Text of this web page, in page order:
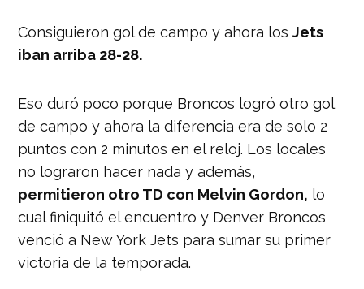
8
Consiguieron gol de campo y ahora losJets
iban arriba 28-28.
Eso duró poco porque Broncos logró otro gol
de campo y ahora la diferencia era de solo 2
puntos con 2 minutos en el reloj. Los locales
no lograron hacer nada y además,
permitieron otro TD con Melvin Gordon, lo
cual finiquitó el encuentro y Denver Broncos
venció a New York Jets para sumar su primer
victoria de la temporada.